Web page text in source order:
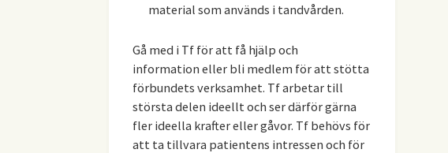
material som används i tandvården.
Gå med i Tf för att få hjälp och
information eller bli medlem för att stötta
förbundets verksamhet. Tf arbetar till
största delen ideellt och ser därför gärna
fler ideella krafter eller gåvor. Tf behövs för
att ta tillvara patientens intressen och för